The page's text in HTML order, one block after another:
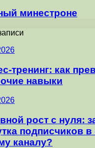
минестроне
тренинг: как
навыки
рост с нуля:
подписчиков
каналу?